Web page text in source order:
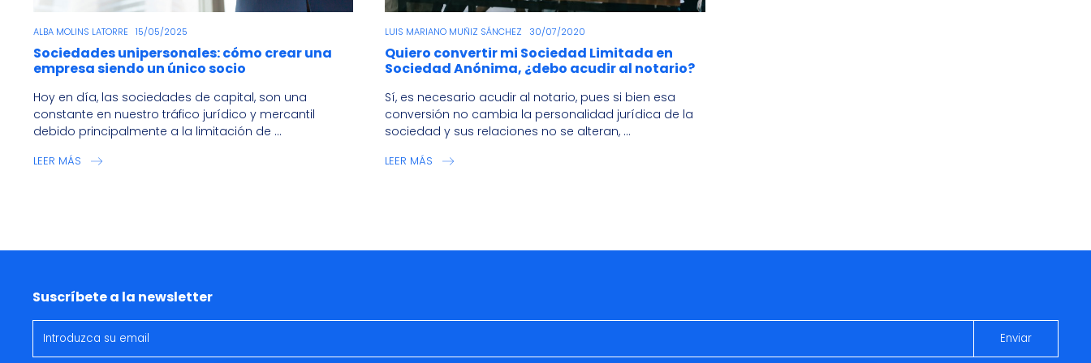
ALBA MOLINS LATORRE 15/05/2025
Sociedades unipersonales: cómo crear una
empresa siendo un único socio
Hoy en día, las sociedades de capital, son una
constante en nuestro tráfico jurídico y mercantil
debido principalmente a la limitación de ...
LEER MÁS
LUIS MARIANO MUÑIZ SÁNCHEZ 30/07/2020
Quiero convertir mi Sociedad Limitada en
Sociedad Anónima, ¿debo acudir al notario?
Sí, es necesario acudir al notario, pues si bien esa
conversión no cambia la personalidad jurídica de la
sociedad y sus relaciones no se alteran, ...
LEER MÁS
Suscríbete a la newsletter